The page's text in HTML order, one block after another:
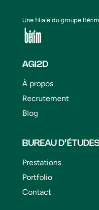
Une filiale du groupe Bérim
AGI2D
À propos
Recrutement
Blog
BUREAU
Prestations
Portfolio
Contact